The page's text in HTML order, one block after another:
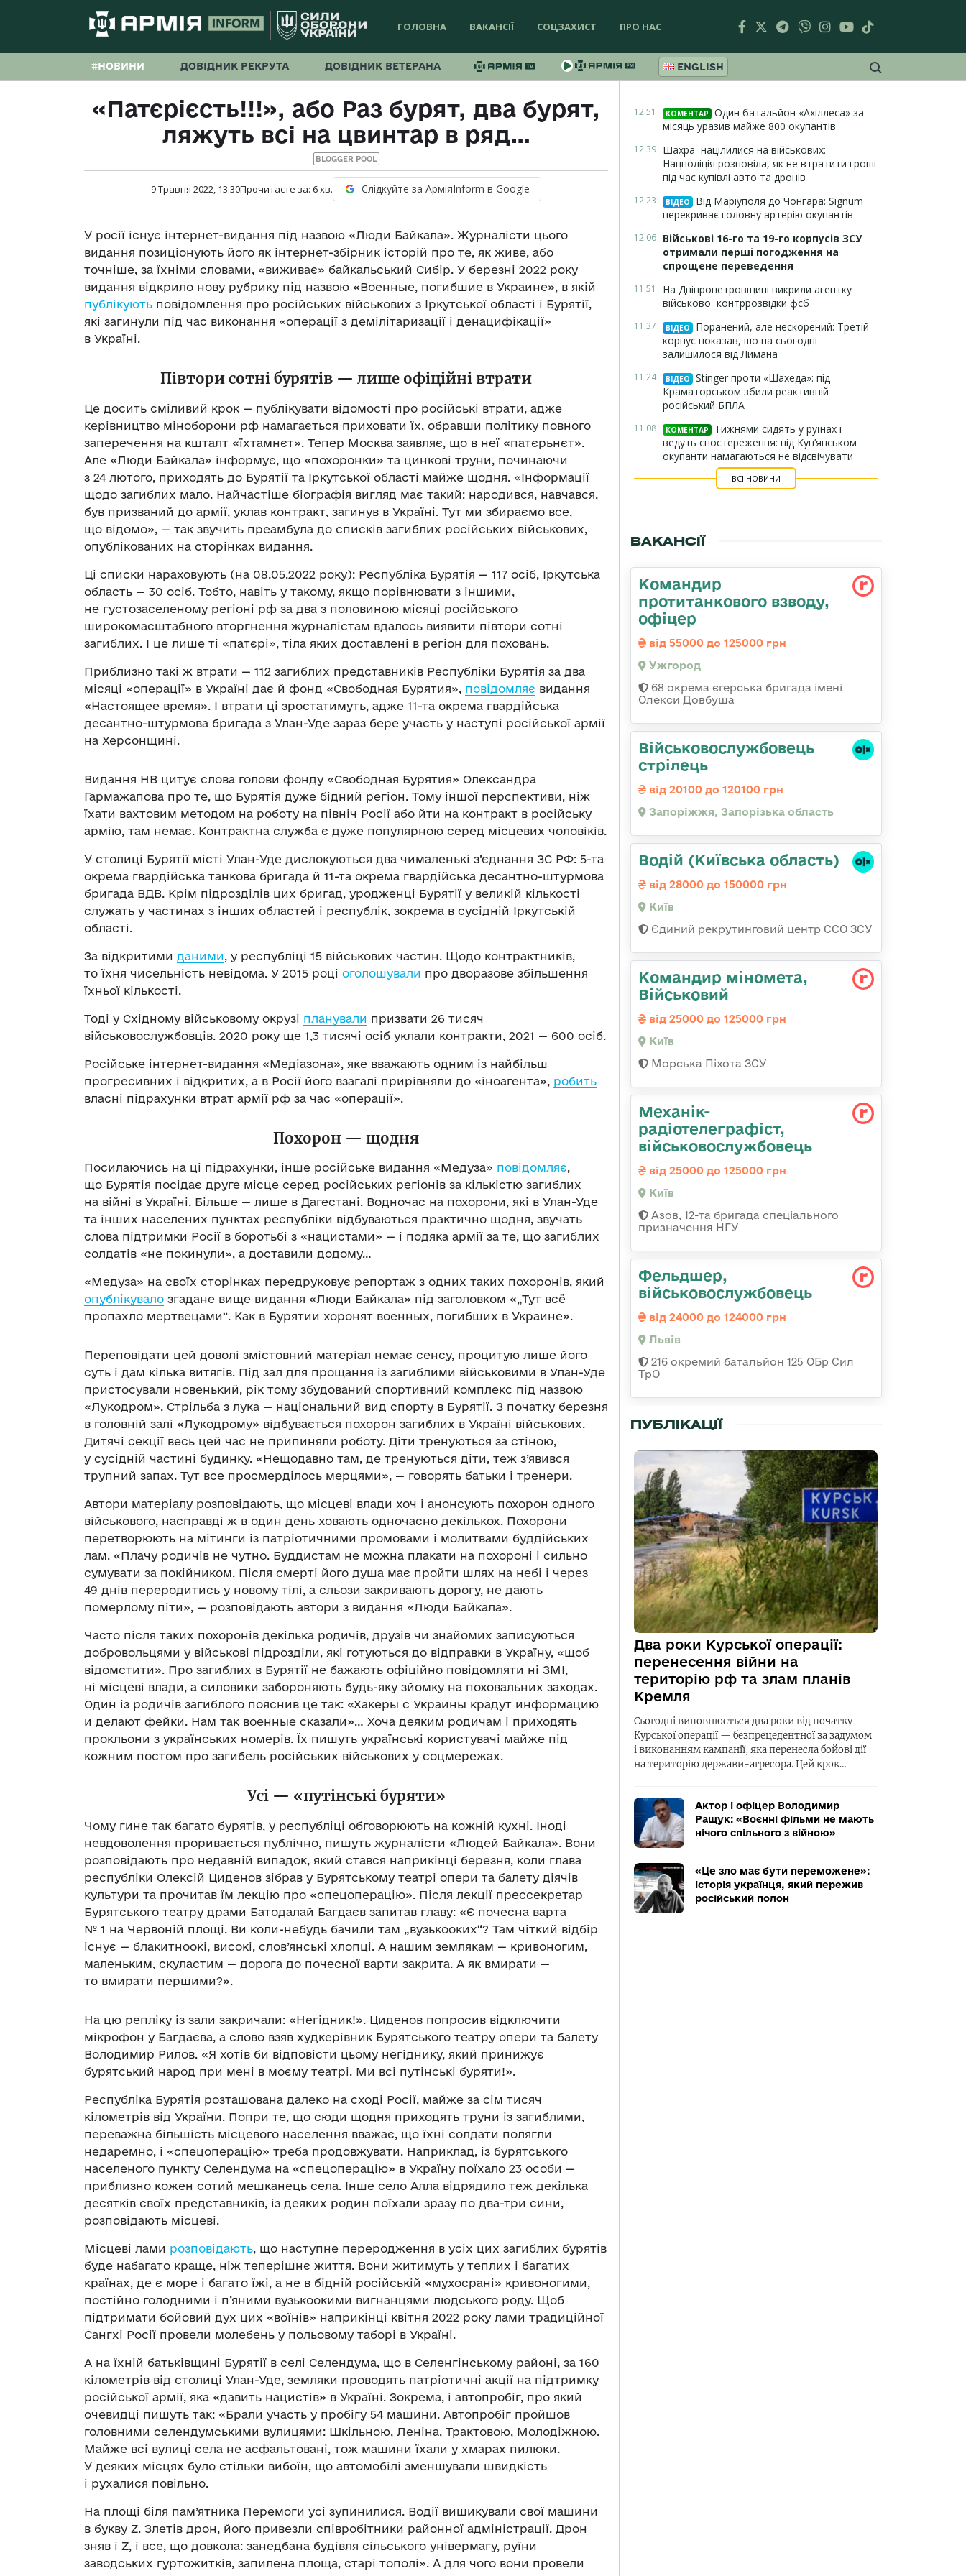
ГОЛОВНА ВАКАНСІЇ СОЦЗАХИСТ ПРО НАС
#НОВИНИ ДОВІДНИК РЕКРУТА ДОВІДНИК ВЕТЕРАНА ENGLISH
«Патєрієсть!!!», або Раз бурят, два бурят,
ляжуть всі на цвинтар в ряд…
BLOGGER POOL
9 Травня 2022, 13:30Прочитаєте за: 6хв. Слідкуйте за АрміяInform в Google
У росії існує інтернет-видання під назвою «Люди Байкала». Журналісти цього
видання позиціонують його як інтернет-збірник історій про те, як живе, або
точніше, за їхніми словами, «виживає» байкальський Сибір. У березні 2022 року
видання відкрило нову рубрику під назвою «Военные, погибшие в Украине», в якій
публікують повідомлення про російських військових з Іркутської області і Бурятії,
які загинули під час виконання «операції з демілітаризації і денацифікації»
в Україні.
Півтори сотні бурятів — лише офіційні втрати
Це досить сміливий крок — публікувати відомості про російські втрати, адже
керівництво міноборони рф намагається приховати їх, обравши політику повного
заперечення на кшталт «їхтамнєт». Тепер Москва заявляє, що в неї «патєрьнєт».
Але «Люди Байкала» інформує, що «похоронки» та цинкові труни, починаючи
з 24 лютого, приходять до Бурятії та Іркутської області майже щодня. «Інформації
щодо загиблих мало. Найчастіше біографія вигляд має такий: народився, навчався,
був призваний до армії, уклав контракт, загинув в Україні. Тут ми збираємо все,
що відомо», — так звучить преамбула до списків загиблих російських військових,
опублікованих на сторінках видання.
Ці списки нараховують (на 08.05.2022 року): Республіка Бурятія — 117 осіб, Іркутська
область — 30 осіб. Тобто, навіть у такому, якщо порівнювати з іншими,
не густозаселеному регіоні рф за два з половиною місяці російського
широкомасштабного вторгнення журналістам вдалось виявити півтори сотні
загиблих. І це лише ті «патєрі», тіла яких доставлені в регіон для поховань.
Приблизно такі ж втрати — 112 загиблих представників Республіки Бурятія за два
місяці «операції» в Україні дає й фонд «Свободная Бурятия», повідомляє видання
«Настоящее время». І втрати ці зростатимуть, адже 11-та окрема гвардійська
десантно-штурмова бригада з Улан-Уде зараз бере участь у наступі російської армії
на Херсонщині.
Видання НВ цитує слова голови фонду «Свободная Бурятия» Олександра
Гармажапова про те, що Бурятія дуже бідний регіон. Тому іншої перспективи, ніж
їхати вахтовим методом на роботу на північ Росії або йти на контракт в російську
армію, там немає. Контрактна служба є дуже популярною серед місцевих чоловіків.
У столиці Бурятії місті Улан-Уде дислокуються два чималенькі з’єднання ЗС РФ: 5-та
окрема гвардійська танкова бригада й 11-та окрема гвардійська десантно-штурмова
бригада ВДВ. Крім підрозділів цих бригад, уродженці Бурятії у великій кількості
служать у частинах з інших областей і республік, зокрема в сусідній Іркутській
області.
За відкритими даними, у республіці 15 військових частин. Щодо контрактників,
то їхня чисельність невідома. У 2015 році оголошували про дворазове збільшення
їхньої кількості.
Тоді у Східному військовому окрузі планували призвати 26 тисяч
військовослужбовців. 2020 року ще 1,3 тисячі осіб уклали контракти, 2021 — 600 осіб.
Російське інтернет-видання «Медіазона», яке вважають одним із найбільш
прогресивних і відкритих, а в Росії його взагалі прирівняли до «іноагента», робить
власні підрахунки втрат армії рф за час «операції».
Похорон — щодня
Посилаючись на ці підрахунки, інше російське видання «Медуза» повідомляє,
що Бурятія посідає друге місце серед російських регіонів за кількістю загиблих
на війні в Україні. Більше — лише в Дагестані. Водночас на похорони, які в Улан-Уде
та інших населених пунктах республіки відбуваються практично щодня, звучать
слова підтримки Росії в боротьбі з «нацистами» — і подяка армії за те, що загиблих
солдатів «не покинули», а доставили додому…
«Медуза» на своїх сторінках передруковує репортаж з одних таких похоронів, який
опублікувало згадане вище видання «Люди Байкала» під заголовком «„Тут всё
пропахло мертвецами“. Как в Бурятии хоронят военных, погибших в Украине».
Переповідати цей доволі змістовний матеріал немає сенсу, процитую лише його
суть і дам кілька витягів. Під зал для прощання із загиблими військовими в Улан-Уде
пристосували новенький, рік тому збудований спортивний комплекс під назвою
«Лукодром». Стрільба з лука — національний вид спорту в Бурятії. З початку березня
в головній залі «Лукодрому» відбувається похорон загиблих в Україні військових.
Дитячі секції весь цей час не припиняли роботу. Діти тренуються за стіною,
у сусідній частині будинку. «Нещодавно там, де тренуються діти, теж з’явився
трупний запах. Тут все просмерділось мерцями», — говорять батьки і тренери.
Автори матеріалу розповідають, що місцеві влади хоч і анонсують похорон одного
військового, насправді ж в один день ховають одночасно декількох. Похорони
перетворюють на мітинги із патріотичними промовами і молитвами буддійських
лам. «Плачу родичів не чутно. Буддистам не можна плакати на похороні і сильно
сумувати за покійником. Після смерті його душа має пройти шлях на небі і через
49 днів переродитись у новому тілі, а сльози закривають дорогу, не дають
померлому піти», — розповідають автори з видання «Люди Байкала».
Часто після таких похоронів декілька родичів, друзів чи знайомих записуються
добровольцями у військові підрозділи, які готуються до відправки в Україну, «щоб
відомстити». Про загиблих в Бурятії не бажають офіційно повідомляти ні ЗМІ,
ні місцеві влади, а силовики забороняють будь-яку зйомку на поховальних заходах.
Один із родичів загиблого пояснив це так: «Хакеры с Украины крадут информацию
и делают фейки. Нам так военные сказали»… Хоча деяким родичам і приходять
прокльони з українських номерів. Їх пишуть українські користувачі майже під
кожним постом про загибель російських військових у соцмережах.
Усі — «путінські буряти»
Чому гине так багато бурятів, у республіці обговорюють на кожній кухні. Іноді
невдоволення проривається публічно, пишуть журналісти «Людей Байкала». Вони
розповідають про недавній випадок, який стався наприкінці березня, коли глава
республіки Олексій Циденов зібрав у Бурятському театрі опери та балету діячів
культури та прочитав їм лекцію про «спецоперацію». Після лекції прессекретар
Бурятського театру драми Батодалай Багдаєв запитав главу: «Є почесна варта
№ 1 на Червоній площі. Ви коли-небудь бачили там „вузькооких“? Там чіткий відбір
існує — блакитноокі, високі, слов’янські хлопці. А нашим землякам — кривоногим,
маленьким, скуластим — дорога до почесної варти закрита. А як вмирати —
то вмирати першими?».
На цю репліку із зали закричали: «Негідник!». Циденов попросив відключити
мікрофон у Багдаєва, а слово взяв худкерівник Бурятського театру опери та балету
Володимир Рилов. «Я хотів би відповісти цьому негіднику, який принижує
бурятський народ при мені в моєму театрі. Ми всі путінські буряти!».
Республіка Бурятія розташована далеко на сході Росії, майже за сім тисяч
кілометрів від України. Попри те, що сюди щодня приходять труни із загиблими,
переважна більшість місцевого населення вважає, що їхні солдати полягли
недаремно, і «спецоперацію» треба продовжувати. Наприклад, із бурятського
населеного пункту Селендума на «спецоперацію» в Україну поїхало 23 особи —
приблизно кожен сотий мешканець села. Інше село Алла відрядило теж декілька
десятків своїх представників, із деяких родин поїхали зразу по два-три сини,
розповідають місцеві.
Місцеві лами розповідають, що наступне переродження в усіх цих загиблих бурятів
буде набагато краще, ніж теперішнє життя. Вони житимуть у теплих і багатих
країнах, де є море і багато їжі, а не в бідній російській «мухосрані» кривоногими,
постійно голодними і п’яними вузькоокими вигнанцями людського роду. Щоб
підтримати бойовий дух цих «воїнів» наприкінці квітня 2022 року лами традиційної
Сангхі Росії провели молебень у польовому таборі в Україні.
А на їхній батьківщині Бурятії в селі Селендума, що в Селенгінському районі, за 160
кілометрів від столиці Улан-Уде, земляки проводять патріотичні акції на підтримку
російської армії, яка «давить нацистів» в Україні. Зокрема, і автопробіг, про який
очевидці пишуть так: «Брали участь у пробігу 54 машини. Автопробіг пройшов
головними селендумськими вулицями: Шкільною, Леніна, Трактовою, Молодіжною.
Майже всі вулиці села не асфальтовані, тож машини їхали у хмарах пилюки.
У деяких місцях було стільки вибоїн, що автомобілі зменшували швидкість
і рухалися повільно.
На площі біля пам’ятника Перемоги усі зупинилися. Водії вишикували свої машини
в букву Z. Злетів дрон, його привезли співробітники районної адміністрації. Дрон
зняв і Z, і все, що довкола: занедбана будівля сільського універмагу, руїни
заводських гуртожитків, запилена площа, старі тополі». А для чого вони провели
12:51 КОМЕНТАР
Один батальйон «Ахіллеса» за
місяць уразив майже 800 окупантів
12:39 Шахраї націлилися на військових:
Нацполіція розповіла, як не втратити гроші
під час купівлі авто та дронів
12:23 ВІДЕО
Від Маріуполя до Чонгара: Signum
перекриває головну артерію окупантів
12:06 Військові 16-го та 19-го корпусів ЗСУ
отримали перші погодження на
спрощене переведення
11:51
На Дніпропетровщині викрили агентку
військової контррозвідки фсб
11:37 ВІДЕО
Поранений, але нескорений: Третій
корпус показав, шо на сьогодні
залишилося від Лимана
11:24 ВІДЕО
Stinger проти «Шахеда»: під
Краматорськом збили реактивній
російський БПЛА
11:08 КОМЕНТАР
Тижнями сидять у руїнах і
ведуть спостереження: під Куп’янськом
окупанти намагаються не відсвічувати
ВСІ НОВИНИ
ВАКАНСІЇ
Командир
протитанкового взводу,
офіцер
від 55000 до 125000 грн
Ужгород
68 окрема єгерська бригада імені
Олекси Довбуша
Військовослужбовець
стрілець
від 20100 до 120100 грн
Запоріжжя, Запорізька область
Водій (Київська область)
від 28000 до 150000 грн
Київ
Єдиний рекрутинговий центр ССО ЗСУ
Командир міномета,
Військовий
від 25000 до 125000 грн
Київ
Морська Піхота ЗСУ
Механік-
радіотелеграфіст,
військовослужбовець
від 25000 до 125000 грн
Київ
Азов, 12-та бригада спеціального
призначення НГУ
Фельдшер,
військовослужбовець
від 24000 до 124000 грн
Львів
216 окремий батальйон 125 ОБр Сил
ТрО
ПУБЛІКАЦІЇ
Два роки Курської операції:
перенесення війни на
територію рф та злам планів
Кремля
Сьогодні виповнюється два роки від початку
Курської операції — безпрецедентної за задумом
і виконанням кампанії, яка перенесла бойові дії
на територію держави-агресора. Цей крок…
Актор і офіцер Володимир
Ращук: «Воєнні фільми не мають
нічого спільного з війною»
«Це зло має бути переможене»:
історія українця, який пережив
російський полон